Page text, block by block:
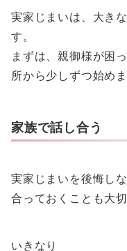
実家じまいは、大き
す。
まずは、親御様が困
所から少しずつ始めま
家族で話し合う
実家じまいを後悔し
合っておくことも大切
いきなり